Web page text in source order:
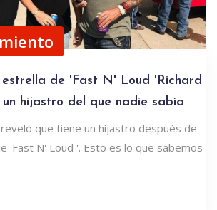
estrella de 'Fast N' Loud 'Richard
un hijastro del que nadie sabía
reveló que tiene un hijastro después de
'Fast N' Loud '. Esto es lo que sabemos